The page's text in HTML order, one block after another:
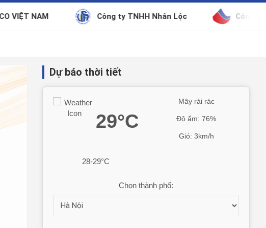
Công ty TNHH Nhân Lộc Công ty TNHH Vương Sơn
Dự báo thời tiết
29°C
28-29°C
Mây rải rác
Độ ẩm: 76%
Gió: 3km/h
Chọn thành phố: